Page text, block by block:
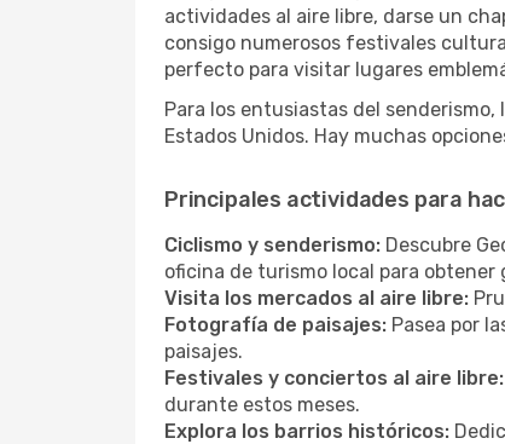
actividades al aire libre, darse un
consigo numerosos festivales
perfecto para visitar lugares
Para los entusiastas del
Estados Unidos. Hay muchas
Principales actividades para
Ciclismo y senderismo: Descubre
oficina de turismo local para obtener
Visita los mercados al aire libre:
Fotografía de paisajes: Pasea por
paisajes.
Festivales y conciertos al aire libre:
durante estos meses.
Explora los barrios históricos: